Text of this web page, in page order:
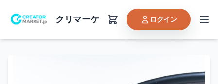
クリマーケ ログイン